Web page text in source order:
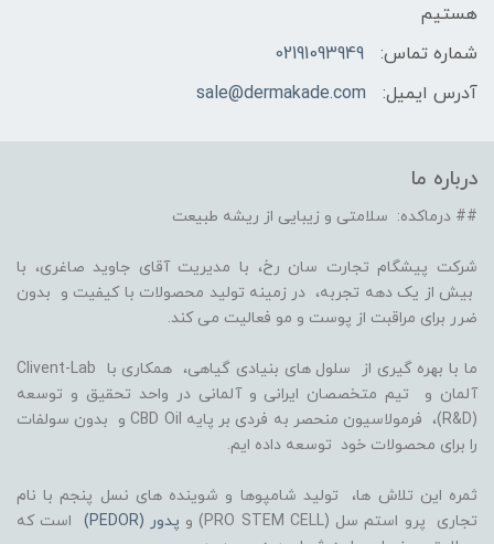
هستیم
شماره تماس:
02191093949
آدرس ایمیل:
sale@dermakade.com
درباره ما
## درماکده: سلامتی و زیبایی از ریشه طبیعت
شرکت پیشگام تجارت سان رخ، با مدیریت آقای جاوید صاغری، با
بیش از یک دهه تجربه، در زمینه تولید محصولات با کیفیت و بدون
ضرر برای مراقبت از پوست و مو فعالیت می کند.
ما با بهره گیری از سلول های بنیادی گیاهی، همکاری با Clivent-Lab
آلمان و تیم متخصصان ایرانی و آلمانی در واحد تحقیق و توسعه
(R&D)، فرمولاسیون منحصر به فردی بر پایه CBD Oil و بدون سولفات
را برای محصولات خود توسعه داده ایم.
ثمره این تلاش ها، تولید شامپوها و شوینده های نسل پنجم با نام
تجاری پرو استم سل (PRO STEM CELL) و
پدور (PEDOR)
است که